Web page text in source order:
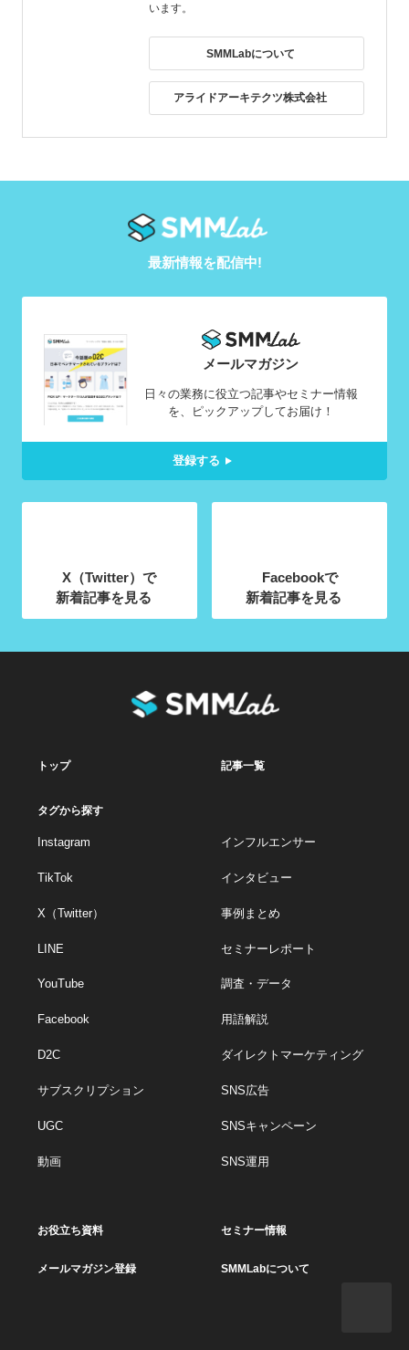
います。
SMMLabについて
アライドアーキテクツ株式会社
最新情報を配信中!
メールマガジン
日々の業務に役立つ記事やセミナー情報
を、ピックアップしてお届け！
登録する
X（Twitter）で
新着記事を見る
Facebookで
新着記事を見る
トップ 記事一覧
タグから探す
Instagram
TikTok
X（Twitter）
LINE
YouTube
Facebook
D2C
サブスクリプション
UGC
動画
インフルエンサー
インタビュー
事例まとめ
セミナーレポート
調査・データ
用語解説
ダイレクトマーケティング
SNS広告
SNSキャンペーン
SNS運用
お役立ち資料 セミナー情報
メールマガジン登録 SMMLabについて